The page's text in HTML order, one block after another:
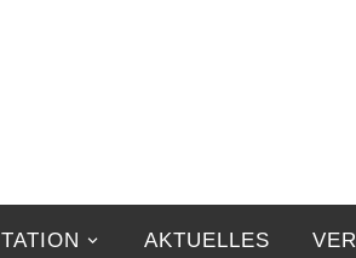
AKTUELLES